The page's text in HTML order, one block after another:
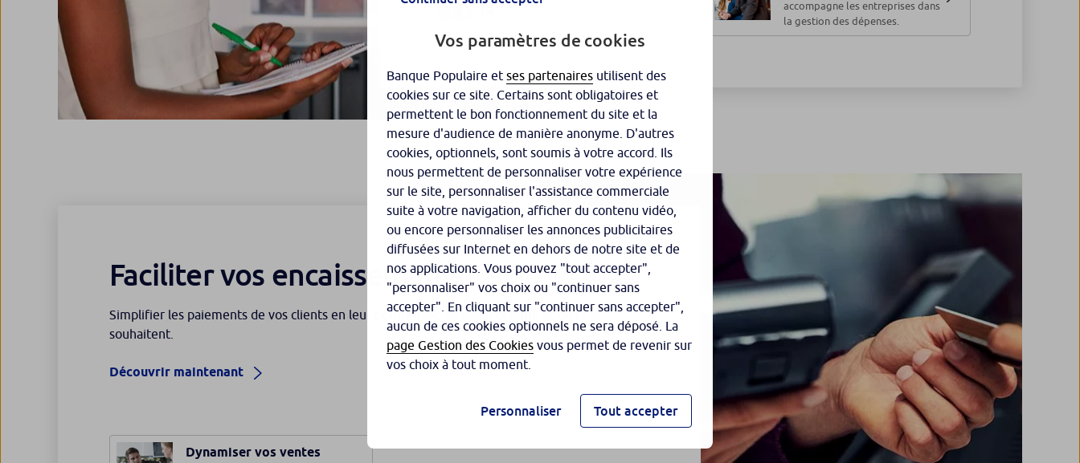
pour vos opérations bancaires ou
accompagne les entreprises dans
la gestion des dépenses.
Faciliter vos encaissements
Simplifier les paiements de vos clients en leur permettant de payer comme et où ils le
souhaitent.
Découvrir maintenant
Dynamiser vos ventes
Vos paramètres de cookies
Banque Populaire et ses partenaires utilisent des
cookies sur ce site. Certains sont obligatoires et
permettent le bon fonctionnement du site et la
mesure d'audience de manière anonyme. D'autres
cookies, optionnels, sont soumis à votre accord. Ils
nous permettent de personnaliser votre expérience
sur le site, personnaliser l'assistance commerciale
suite à votre navigation, afficher du contenu vidéo,
ou encore personnaliser les annonces publicitaires
diffusées sur Internet en dehors de notre site et de
nos applications. Vous pouvez "tout accepter",
"personnaliser" vos choix ou "continuer sans
accepter". En cliquant sur "continuer sans accepter",
aucun de ces cookies optionnels ne sera déposé. La
page Gestion des Cookies vous permet de revenir sur
vos choix à tout moment.
Personnaliser Tout accepter